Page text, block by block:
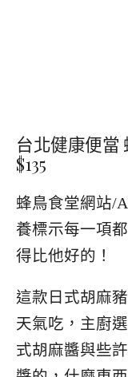
台北健康便當
$135
蜂鳥食堂網站/
養標示每一項
得比他好的！
這款日式胡麻
天氣吃，主廚
式胡麻醬與些